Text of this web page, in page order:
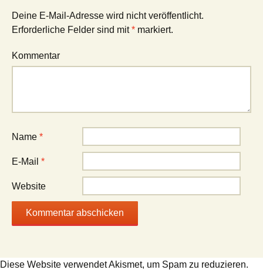
Deine E-Mail-Adresse wird nicht veröffentlicht.
Erforderliche Felder sind mit* markiert.
Kommentar
Name *
E-Mail *
Website
Diese Website verwendet Akismet, um Spam zu reduzieren.